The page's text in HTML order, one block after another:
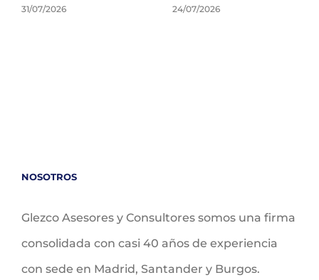
31/07/2026 24/07/2026
NOSOTROS
Glezco Asesores y Consultores somos una firma
consolidada con casi 40 años de experiencia
con sede en Madrid, Santander y Burgos.